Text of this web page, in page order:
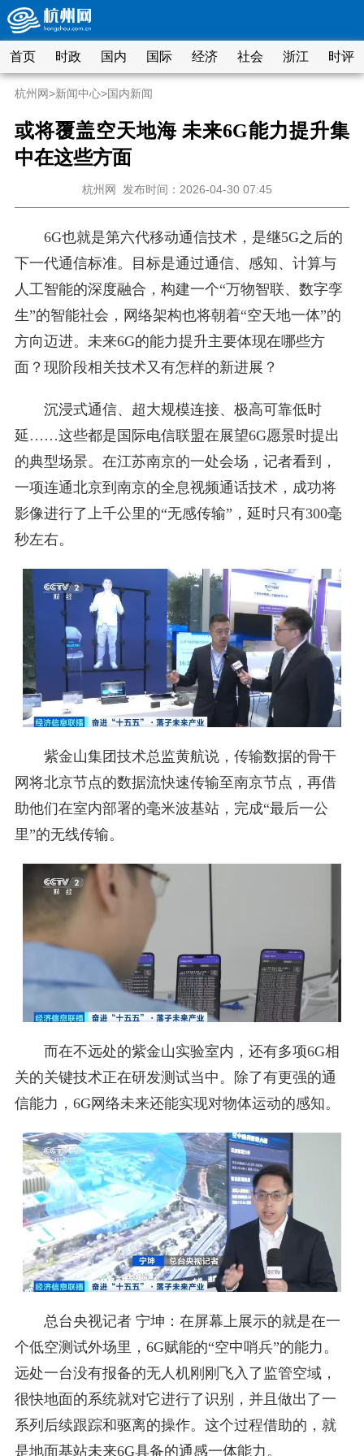
首页 时政 国内 国际 经济 社会 浙江 时评
杭州网>新闻中心>国内新闻
或将覆盖空天地海 未来6G能力提升集
中在这些方面
杭州网 发布时间：2026-04-30 07:45
6G也就是第六代移动通信技术，是继5G之后的
下一代通信标准。目标是通过通信、感知、计算与
人工智能的深度融合，构建一个“万物智联、数字孪
生”的智能社会，网络架构也将朝着“空天地一体”的
方向迈进。未来6G的能力提升主要体现在哪些方
面？现阶段相关技术又有怎样的新进展？
沉浸式通信、超大规模连接、极高可靠低时
延……这些都是国际电信联盟在展望6G愿景时提出
的典型场景。在江苏南京的一处会场，记者看到，
一项连通北京到南京的全息视频通话技术，成功将
影像进行了上千公里的“无感传输”，延时只有300毫
秒左右。
紫金山集团技术总监黄航说，传输数据的骨干
网将北京节点的数据流快速传输至南京节点，再借
助他们在室内部署的毫米波基站，完成“最后一公
里”的无线传输。
而在不远处的紫金山实验室内，还有多项6G相
关的关键技术正在研发测试当中。除了有更强的通
信能力，6G网络未来还能实现对物体运动的感知。
总台央视记者 宁坤：在屏幕上展示的就是在一
个低空测试外场里，6G赋能的“空中哨兵”的能力。
远处一台没有报备的无人机刚刚飞入了监管空域，
很快地面的系统就对它进行了识别，并且做出了一
系列后续跟踪和驱离的操作。这个过程借助的，就
是地面基站未来6G具备的通感一体能力。